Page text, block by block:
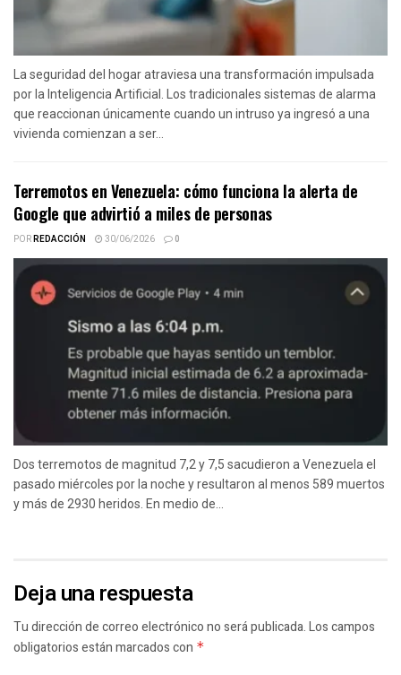
La seguridad del hogar atraviesa una transformación impulsada
por la Inteligencia Artificial. Los tradicionales sistemas de alarma
que reaccionan únicamente cuando un intruso ya ingresó a una
vivienda comienzan a ser...
Terremotos en Venezuela: cómo funciona la alerta de
Google que advirtió a miles de personas
PORREDACCIÓN 30/06/2026 0
Dos terremotos de magnitud 7,2 y 7,5 sacudieron a Venezuela el
pasado miércoles por la noche y resultaron al menos 589 muertos
y más de 2930 heridos. En medio de...
Deja una respuesta
Tu dirección de correo electrónico no será publicada.Los campos
obligatorios están marcados con *